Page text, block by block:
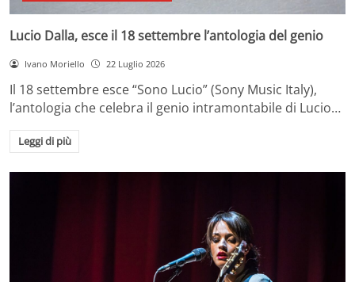
Lucio Dalla, esce il 18 settembre l’antologia del genio
Ivano Moriello 22 Luglio 2026
Il 18 settembre esce “Sono Lucio” (Sony Music Italy),
l’antologia che celebra il genio intramontabile di Lucio…
Leggi di più